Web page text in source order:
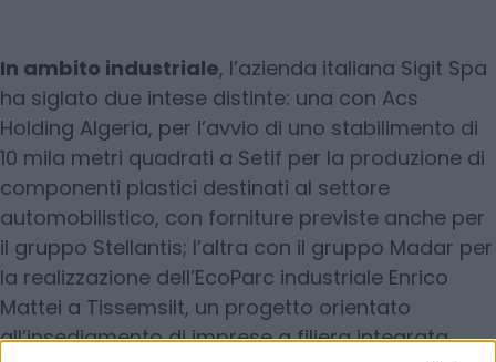
In ambito industriale, l’azienda italiana Sigit Spa
ha siglato due intese distinte: una con Acs
Holding Algeria, per l’avvio di uno stabilimento di
10 mila metri quadrati a Setif per la produzione di
componenti plastici destinati al settore
automobilistico, con forniture previste anche per
il gruppo Stellantis; l’altra con il gruppo Madar per
la realizzazione dell’EcoParc industriale Enrico
Mattei a Tissemsilt, un progetto orientato
all’insediamento di imprese a filiera integrata.